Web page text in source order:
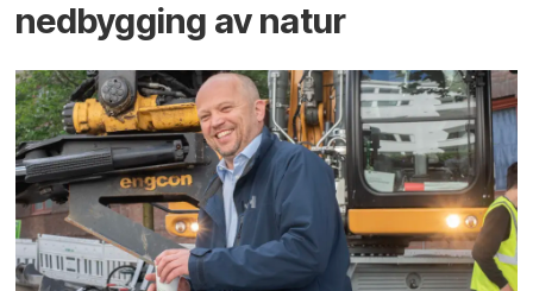
ned­bygging av natur